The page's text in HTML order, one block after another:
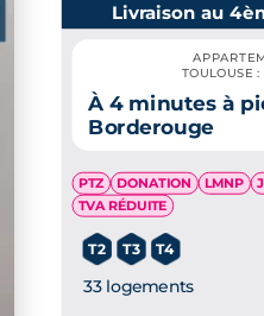
Livraison au
TOULOUSE
À 4 minutes à
Borderouge
PTZ DONATION LMNP
TVA RÉDUITE
T2 T3 T4
33 logements